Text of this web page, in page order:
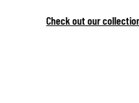
Check out our